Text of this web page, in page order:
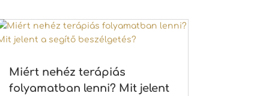
Miért nehéz terápiás
folyamatban lenni? Mit jelent